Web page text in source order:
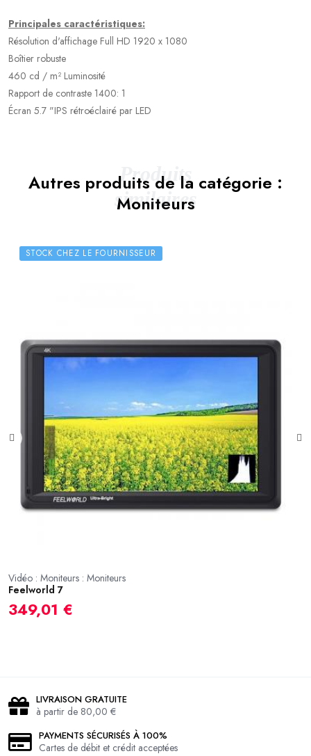
Principales caractéristiques:
Résolution d'affichage Full HD 1920 x 1080
Boîtier robuste
460 cd / m² Luminosité
Rapport de contraste 1400: 1
Écran 5.7 "IPS rétroéclairé par LED
Produits
similaires
Autres produits de la catégorie :
Moniteurs
STOCK CHEZ LE FOURNISSEUR
Vidéo : Moniteurs : Moniteurs
Feelworld 7
349,01 €
LIVRAISON GRATUITE
à partir de 80,00 €
PAYMENTS SÉCURISÉS À 100%
Cartes de débit et crédit acceptées